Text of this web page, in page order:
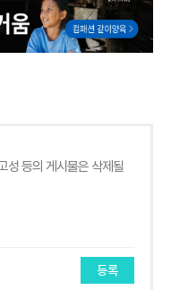
등록